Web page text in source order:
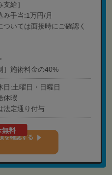
支給］
み手当:1万円/月
いては面接時にご確認く
］施術料金の40%
日:土曜日・日曜日
休暇
法定通り付与
無料
を確認する